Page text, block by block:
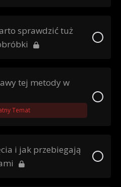
sprawdzić tuż
tej metody w
Temat
i jak przebiegają